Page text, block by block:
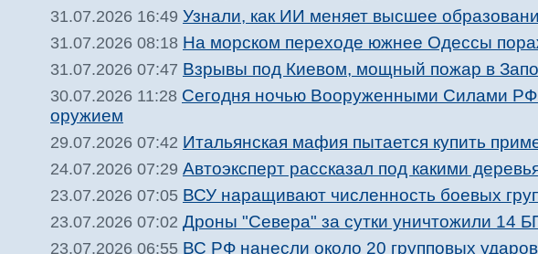
31.07.2026 16:49 Узнали, как ИИ меняет высшее
31.07.2026 08:18 На морском переходе южнее Одессы
31.07.2026 07:47 Взрывы под Киевом, мощный пожар в
30.07.2026 11:28 Сегодня ночью Вооруженными Силами РФ
оружием
29.07.2026 07:42 Итальянская мафия пытается купить
24.07.2026 07:29 Автоэксперт рассказал под какими
23.07.2026 07:05 ВСУ наращивают численность боевых
23.07.2026 07:02 Дроны "Севера" за сутки уничтожили 14
23.07.2026 06:55 ВС РФ нанесли около 20 групповых